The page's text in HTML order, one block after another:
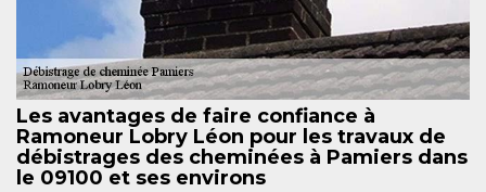
Les avantages de faire confiance à
Ramoneur Lobry Léon pour les travaux de
débistrages des cheminées à Pamiers dans
le 09100 et ses environs